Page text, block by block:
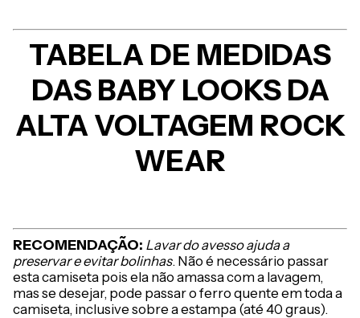
TABELA DE MEDIDAS
DAS BABY LOOKS DA
ALTA VOLTAGEM ROCK
WEAR
RECOMENDAÇÃO: Lavar do avesso ajuda a
preservar e evitar bolinhas. Não é necessário passar
esta camiseta pois ela não amassa com a lavagem,
mas se desejar, pode passar o ferro quente em toda a
camiseta, inclusive sobre a estampa (até 40 graus).